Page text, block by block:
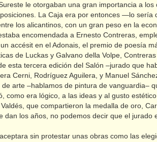
le otorgaban una gran importancia a los
La Caja era por entonces —lo
los alicantinos, con un gran peso en la
encomendada a Ernesto Contreras,
accésit en el Adonais, el premio de poesía
de Luckas y Galvano della Volpe,
esta tercera edición del Salón –jurado que
Cerni, Rodríguez Aguilera, y Manuel
arte –hablamos de pintura de vanguardia–
como era lógico, a las ideas y al gusto
que compartieron la medalla de oro,
dan los años, no podemos decir que el jurado
sin protestar unas obras como las